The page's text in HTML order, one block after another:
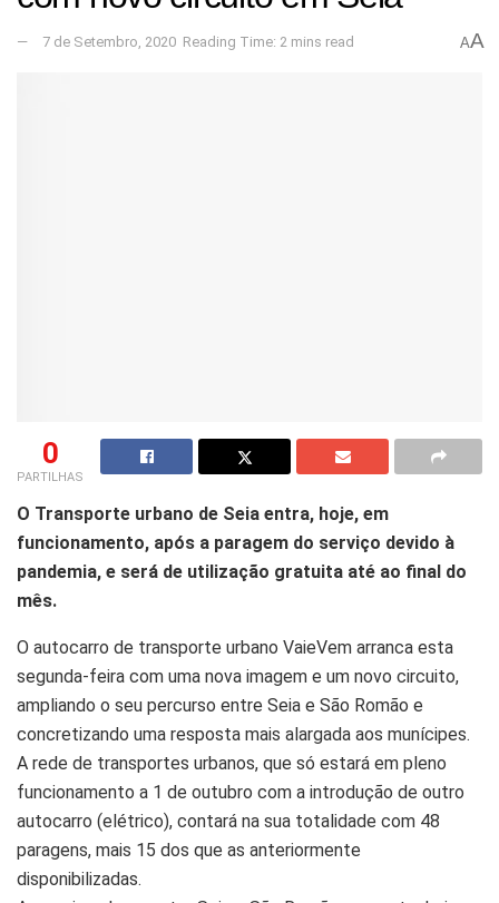
7 de Setembro, 2020 Reading Time: 2 mins read AA
0
PARTILHAS
O Transporte urbano de Seia entra, hoje, em
funcionamento, após a paragem do serviço devido à
pandemia, e será de utilização gratuita até ao final do
mês.
O autocarro de transporte urbano VaieVem arranca esta
segunda-feira com uma nova imagem e um novo circuito,
ampliando o seu percurso entre Seia e São Romão e
concretizando uma resposta mais alargada aos munícipes.
A rede de transportes urbanos, que só estará em pleno
funcionamento a 1 de outubro com a introdução de outro
autocarro (elétrico), contará na sua totalidade com 48
paragens, mais 15 dos que as anteriormente
disponibilizadas.